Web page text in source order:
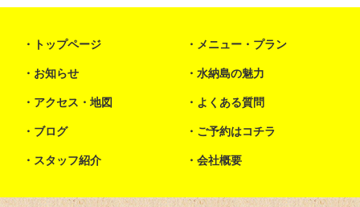
トップページ メニュー・プラン
お知らせ 水納島の魅力
アクセス・地図 よくある質問
ブログ ご予約はコチラ
スタッフ紹介 会社概要